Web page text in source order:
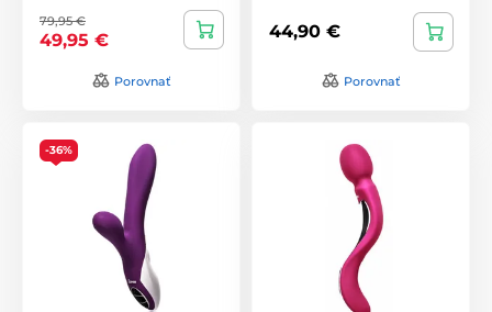
79,95 €
49,95 €
Porovnať
44,90 €
Porovnať
-36%